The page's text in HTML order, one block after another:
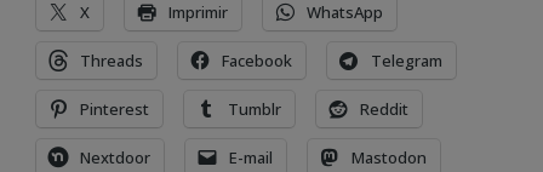
X Imprimir WhatsApp
Threads Facebook Telegram
Pinterest Tumblr Reddit
Nextdoor E-mail Mastodon